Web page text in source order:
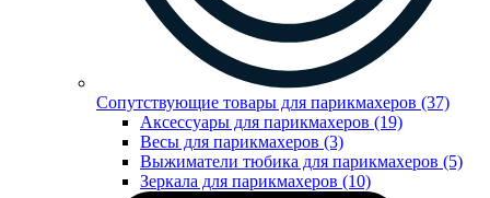
Сопутствующие товары для парикмахеров (37)
Аксессуары для парикмахеров (19)
Весы для парикмахеров (3)
Выжиматели тюбика для парикмахеров (5)
Зеркала для парикмахеров (10)